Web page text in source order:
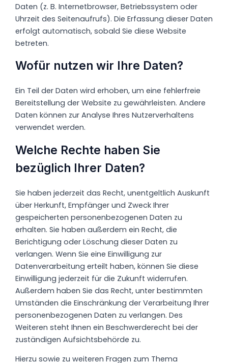
Daten (z. B. Internetbrowser, Betriebssystem oder
Uhrzeit des Seitenaufrufs). Die Erfassung dieser Daten
erfolgt automatisch, sobald Sie diese Website
betreten.
Wofür nutzen wir Ihre Daten?
Ein Teil der Daten wird erhoben, um eine fehlerfreie
Bereitstellung der Website zu gewährleisten. Andere
Daten können zur Analyse Ihres Nutzerverhaltens
verwendet werden.
Welche Rechte haben Sie
bezüglich Ihrer Daten?
Sie haben jederzeit das Recht, unentgeltlich Auskunft
über Herkunft, Empfänger und Zweck Ihrer
gespeicherten personenbezogenen Daten zu
erhalten. Sie haben außerdem ein Recht, die
Berichtigung oder Löschung dieser Daten zu
verlangen. Wenn Sie eine Einwilligung zur
Datenverarbeitung erteilt haben, können Sie diese
Einwilligung jederzeit für die Zukunft widerrufen.
Außerdem haben Sie das Recht, unter bestimmten
Umständen die Einschränkung der Verarbeitung Ihrer
personenbezogenen Daten zu verlangen. Des
Weiteren steht Ihnen ein Beschwerderecht bei der
zuständigen Aufsichtsbehörde zu.
Hierzu sowie zu weiteren Fragen zum Thema